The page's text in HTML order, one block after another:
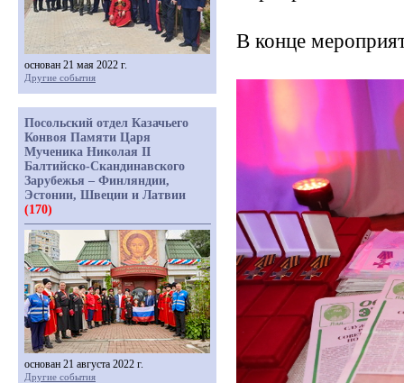
В конце
основан 21 мая 2022 г.
Другие события
Посольский отдел Казачьего
Конвоя Памяти Царя
Мученика Николая II
Балтийско-Скандинавского
Зарубежья – Финляндии,
Эстонии, Швеции и Латвии
(170)
основан 21 августа 2022 г.
Другие события